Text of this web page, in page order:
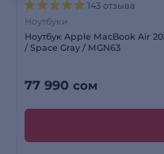
143 отзыва
Ноутбуки
Ноутбук Apple MacBook Air
/ Space Gray / MGN63
77 990 сом